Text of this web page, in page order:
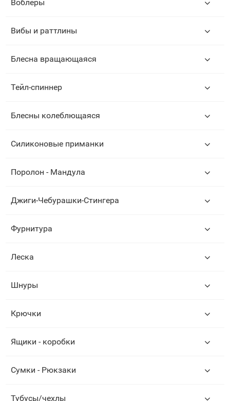
Воблеры
Вибы и раттлины
Блесна вращающаяся
Тейл-спиннер
Блесны колеблющаяся
Силиконовые приманки
Поролон - Мандула
Джиги-Чебурашки-Стингера
Фурнитура
Леска
Шнуры
Крючки
Ящики - коробки
Сумки - Рюкзаки
Тубусы/чехлы